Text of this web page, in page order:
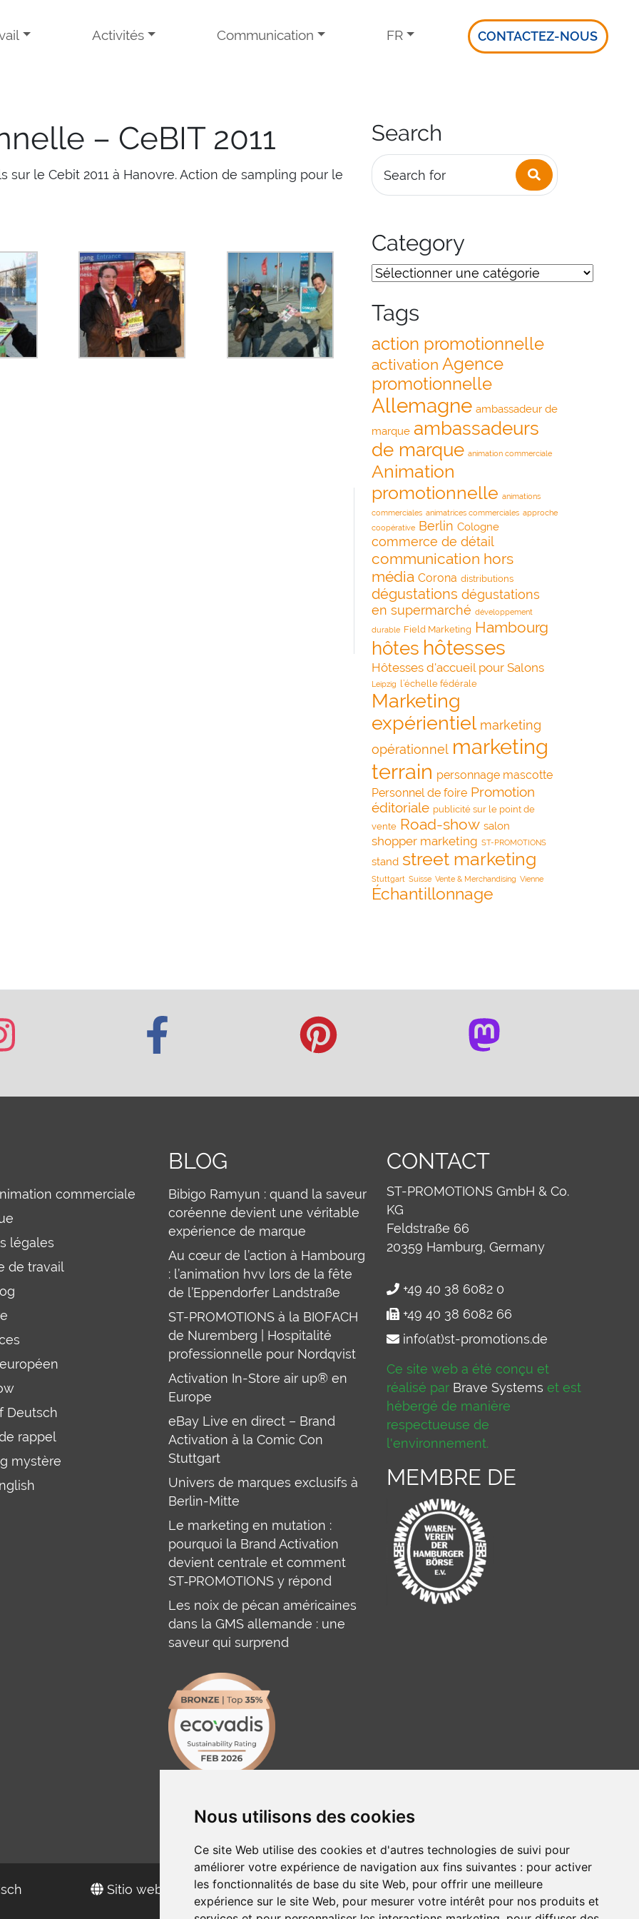
Nous utilisons des cookies
Ce site Web utilise des cookies et d'autres technologies de suivi pour
améliorer votre expérience de navigation aux fins suivantes : pour activer
les fonctionnalités de base du site Web, pour offrir une meilleure
expérience sur le site Web, pour mesurer votre intérêt pour nos produits et
Activités Communication FR CONTACTEZ-NOUS
– CeBIT 2011
le Cebit 2011 à Hanovre. Action de sampling pour le
Search
Search for Search
Category
Tags
action promotionnelle
activation Agence
promotionnelle
Allemagne ambassadeur de
marque ambassadeurs
de marque animation commerciale
Animation
promotionnelle animations
commerciales animatrices commerciales approche
coopérative Berlin Cologne
commerce de détail
communication hors
média Corona distributions
dégustations dégustations
en supermarché développement
durable Field Marketing Hambourg
hôtes hôtesses
Hôtesses d'accueil pour Salons
Leipzig l’échelle fédérale
Marketing
expérientiel marketing
opérationnel marketing
terrain personnage mascotte
Personnel de foire Promotion
éditoriale publicité sur le point de
vente Road-show salon
shopper marketing ST-PROMOTIONS
stand street marketing
Stuttgart Suisse Vente & Merchandising Vienne
Échantillonnage
commerciale
légales
de travail
Deutsch
rappel
mystère
BLOG
Bibigo Ramyun : quand la saveur
coréenne devient une véritable
expérience de marque
Au cœur de l’action à Hambourg
: l’animation hvv lors de la fête
de l’Eppendorfer Landstraße
ST-PROMOTIONS à la BIOFACH
de Nuremberg | Hospitalité
professionnelle pour Nordqvist
Activation In-Store air up® en
Europe
eBay Live en direct – Brand
Activation à la Comic Con
Stuttgart
Univers de marques exclusifs à
Berlin-Mitte
Le marketing en mutation :
pourquoi la Brand Activation
devient centrale et comment
ST‑PROMOTIONS y répond
Les noix de pécan américaines
dans la GMS allemande : une
saveur qui surprend
CONTACT
ST-PROMOTIONS GmbH & Co.
KG
Feldstraße 66
20359 Hamburg, Germany
+49 40 38 6082 0
+49 40 38 6082 66
info(at)st-promotions.de
Ce site web a été conçu et
réalisé par Brave Systems et est
hébergé de manière
respectueuse de
l'environnement.
MEMBRE DE
Sitio web en español сайт на русском Web sitesi türkçe